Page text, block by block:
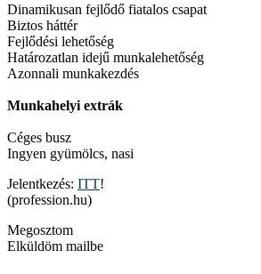
Dinamikusan fejlődő fiatalos csapat
Biztos háttér
Fejlődési lehetőség
Határozatlan idejű munkalehetőség
Azonnali munkakezdés
Munkahelyi extrák
Céges busz
Ingyen gyümölcs, nasi
Jelentkezés: ITT!
(profession.hu)
Megosztom
Elküldöm mailbe